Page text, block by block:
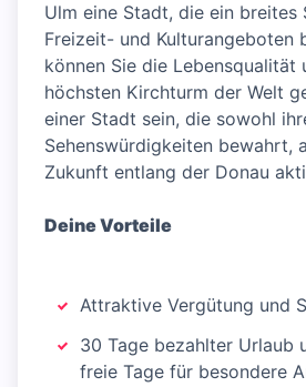
Ulm eine Stadt, die ein breites
Freizeit- und Kulturangeboten
können Sie die Lebensqualität
höchsten Kirchturm der Welt
einer Stadt sein, die sowohl
Sehenswürdigkeiten bewahrt,
Zukunft entlang der Donau
Deine Vorteile
Attraktive Vergütung und
30 Tage bezahlter Urlaub
freie Tage für besondere